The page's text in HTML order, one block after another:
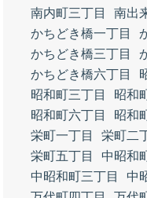
南内町三丁目
南出
かちどき橋一丁目
かちどき橋三丁目
かちどき橋六丁目
昭和町三丁目
昭和
昭和町六丁目
昭和
栄町一丁目
栄町二
栄町五丁目
中昭和
中昭和町三丁目
中